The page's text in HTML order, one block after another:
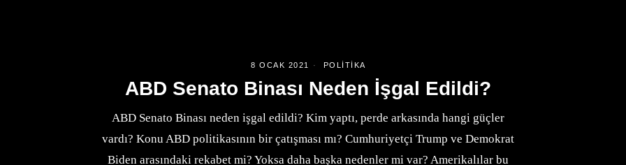
8 OCAK 2021 POLITIKA
ABD Senato Binası Neden İşgal Edildi?
ABD Senato Binası neden işgal edildi? Kim yaptı, perde arkasında hangi güçler
vardı? Konu ABD politikasının bir çatışması mı? Cumhuriyetçi Trump ve Demokrat
Biden arasındaki rekabet mi? Yoksa daha başka nedenler mi var? Amerikalılar bu